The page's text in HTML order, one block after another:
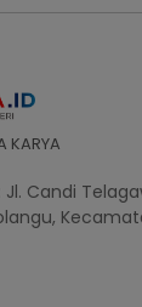
KARYA
Candi